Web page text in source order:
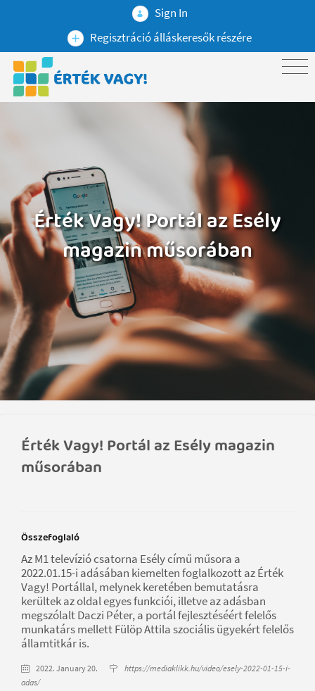
Sign In
Regisztráció álláskeresők részére
Érték Vagy! Portál az Esély
magazin műsorában
Érték Vagy! Portál az Esély magazin
műsorában
Összefoglaló
Az M1 televízió csatorna Esély című műsora a
2022.01.15-i adásában kiemelten foglalkozott az Érték
Vagy! Portállal, melynek keretében bemutatásra
kerültek az oldal egyes funkciói, illetve az adásban
megszólalt Daczi Péter, a portál fejlesztéséért felelős
munkatárs mellett Fülöp Attila szociális ügyekért felelős
államtitkár is.
2022. January 20.
https://mediaklikk.hu/video/esely-2022-01-15-i-
adas/